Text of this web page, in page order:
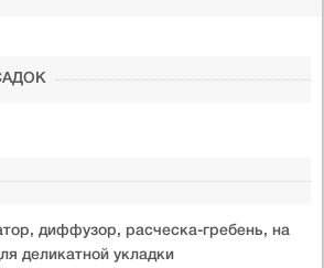
диффузор, расческа-гребень, на
деликатной укладки